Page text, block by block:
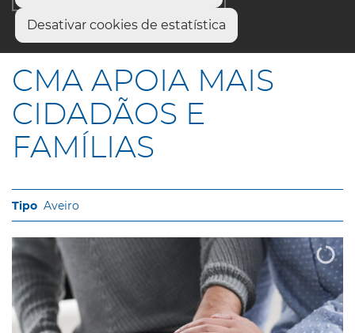
Desativar cookies de estatística
Início
CMA APOIA MAIS CIDADÃOS E FAMÍLIAS
CMA APOIA MAIS
CIDADÃOS E
FAMÍLIAS
Aveiro